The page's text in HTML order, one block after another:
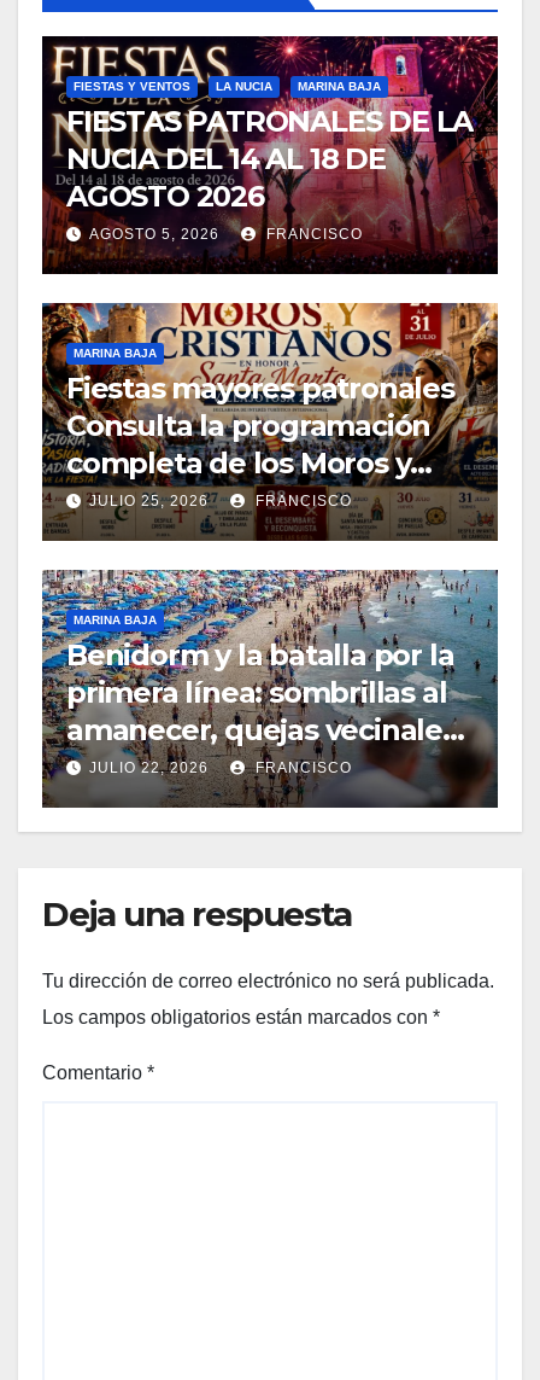
FIESTAS Y VENTOS LA NUCIA MARINA BAJA
FIESTAS PATRONALES DE LA
NUCIA DEL 14 AL 18 DE
AGOSTO 2026
AGOSTO 5, 2026 FRANCISCO
MARINA BAJA
Fiestas mayores patronales
Consulta la programación
completa de los Moros y
Cristianos de Villajoyosa
2026
JULIO 25, 2026 FRANCISCO
MARINA BAJA
Benidorm y la batalla por la
primera línea: sombrillas al
amanecer, quejas vecinales
y una normativa con zonas
grises
JULIO 22, 2026 FRANCISCO
Deja una respuesta
Tu dirección de correo electrónico no será publicada.
Los campos obligatorios están marcados con *
Comentario *